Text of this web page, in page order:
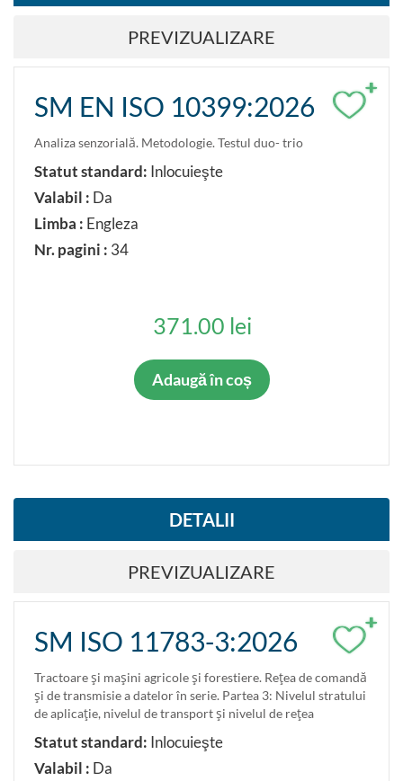
PREVIZUALIZARE
+
SM EN ISO 10399:2026
Analiza senzorială. Metodologie. Testul duo- trio
Statut standard: Inlocuieşte
Valabil : Da
Limba : Engleza
Nr. pagini : 34
371.00 lei
Adaugă în coș
DETALII
PREVIZUALIZARE
+
SM ISO 11783-3:2026
Tractoare şi maşini agricole şi forestiere. Reţea de comandă
şi de transmisie a datelor în serie. Partea 3: Nivelul stratului
de aplicaţie, nivelul de transport şi nivelul de reţea
Statut standard: Inlocuieşte
Valabil : Da